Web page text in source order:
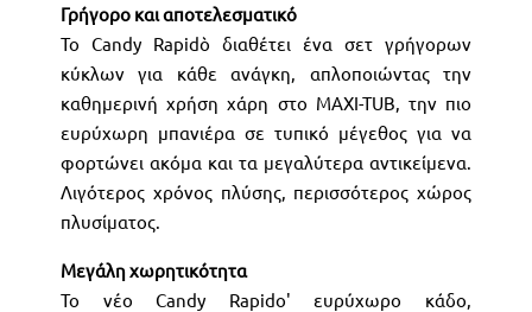
Γρήγορο και αποτελεσματικό
Το Candy Rapidò διαθέτει ένα σετ γρήγορων
κύκλων για κάθε ανάγκη, απλοποιώντας την
καθημερινή χρήση χάρη στο MAXI-TUB, την πιο
ευρύχωρη μπανιέρα σε τυπικό μέγεθος για να
φορτώνει ακόμα και τα μεγαλύτερα αντικείμενα.
Λιγότερος χρόνος πλύσης, περισσότερος χώρος
πλυσίματος.
Μεγάλη χωρητικότητα
Το νέο Candy Rapido' ευρύχωρο κάδο,